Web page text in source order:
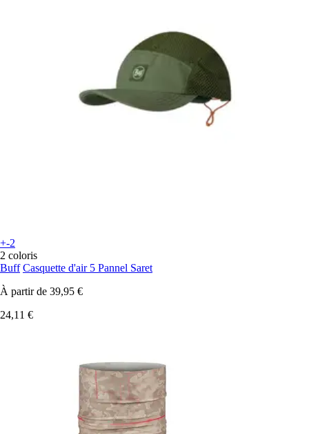
+-2
2 coloris
Buff Casquette d'air 5 Pannel Saret
À partir de 39,95 €
24,11 €